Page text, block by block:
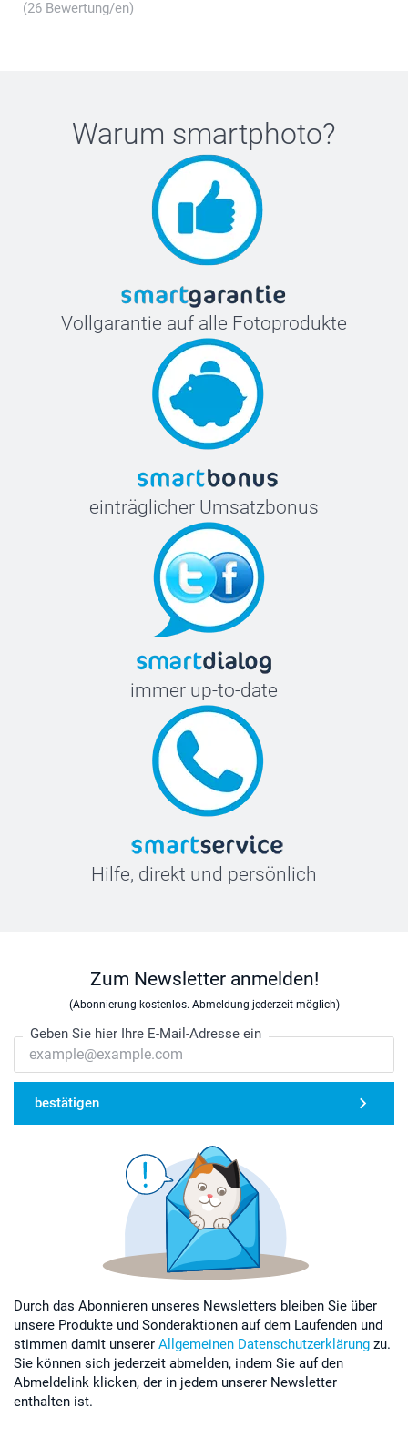
(26 Bewertung/en)
Warum smartphoto?
Vollgarantie auf alle Fotoprodukte
einträglicher Umsatzbonus
immer up-to-date
Hilfe, direkt und persönlich
Zum Newsletter anmelden!
(Abonnierung kostenlos. Abmeldung jederzeit möglich)
Geben Sie hier Ihre E-Mail-Adresse ein
bestätigen
Durch das Abonnieren unseres Newsletters bleiben Sie über
unsere Produkte und Sonderaktionen auf dem Laufenden und
stimmen damit unserer Allgemeinen Datenschutzerklärung zu.
Sie können sich jederzeit abmelden, indem Sie auf den
Abmeldelink klicken, der in jedem unserer Newsletter
enthalten ist.